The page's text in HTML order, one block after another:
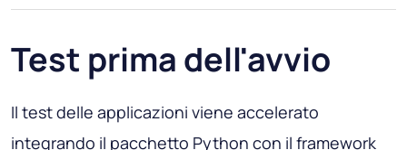
Test prima dell'avvio
Il test delle applicazioni viene accelerato
integrando il pacchetto Python con il framework